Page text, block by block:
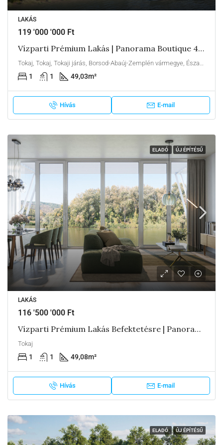
LAKÁS
119 '000 '000 Ft
Vízparti Prémium Lakás | Panorama Boutique 49 A4
Tokaj, Tokaj, Tokaji járás, Borsod-Abaúj-Zemplén vármegye, Észak-Magyarország, Alföld és Észak, Magyarország
1 1 49,03m²
Hívás E-mail
ELADÓ ÚJ ÉPÍTÉSŰ
LAKÁS
116 '500 '000 Ft
Vízparti Prémium Lakás Befektetésre | Panorama Boutique 49 A3
Tokaj
1 1 49,08m²
Hívás E-mail
ELADÓ ÚJ ÉPÍTÉSŰ